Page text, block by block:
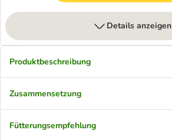
Details anzeigen
Produktbeschreibung
Zusammensetzung
Fütterungsempfehlung